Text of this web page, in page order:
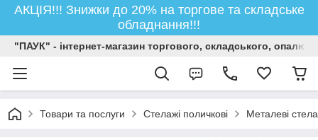
АКЦІЯ!!! Знижки до 20% на торгове та складське
обладнання!!!
"ПАУК" - інтернет-магазин торгового, складського,
Товари та послуги Стелажі поличкові Металеві